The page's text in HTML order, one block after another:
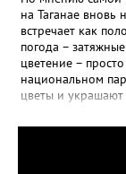
на Таганае вновь
встречает как
погода –
цветение –
национальном
цветы и украшают
силы перед